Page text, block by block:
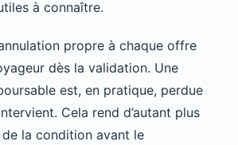
à connaître.
propre à chaque offre
dès la validation. Une
est, en pratique, perdue
Cela rend d’autant plus
la condition avant le